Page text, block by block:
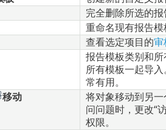
完全删除所选的报
重命名现有报告模
查看选定项目的审
报告模板类别和
所有模板一起导
常有用。
移动 将对象移动到另
问问题时，更改“
权限。